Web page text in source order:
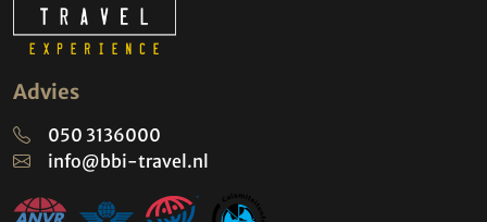
Advies
050 3136000
info@bbi-travel.nl